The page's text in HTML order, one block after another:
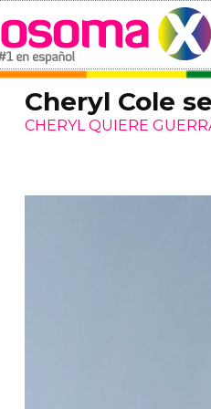
Cheryl Cole
CHERYL QUIERE